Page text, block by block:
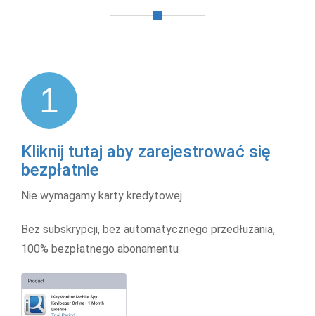
1
Kliknij tutaj aby zarejestrować się
bezpłatnie
Nie wymagamy karty kredytowej
Bez subskrypcji, bez automatycznego przedłużania,
100% bezpłatnego abonamentu